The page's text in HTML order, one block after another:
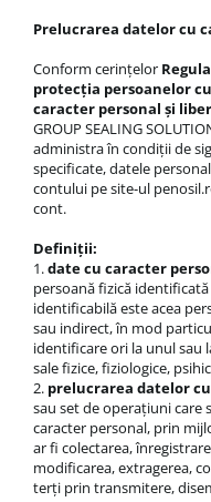
Prelucrarea datelor cu
Conform cerințelor
protecția persoanelor
caracter personal și
GROUP SEALING
administra în condiții de
specificate, datele
contului pe site-ul
cont.
Definiții:
1.date cu caracter
persoană fizică
identificabilă este acea
sau indirect, în mod
identificare ori la unul sau
sale fizice, fiziologice,
2. prelucrarea datelor
sau set de operaţiuni care
caracter personal, prin
ar fi colectarea,
modificarea, extragerea,
terţi prin transmitere,